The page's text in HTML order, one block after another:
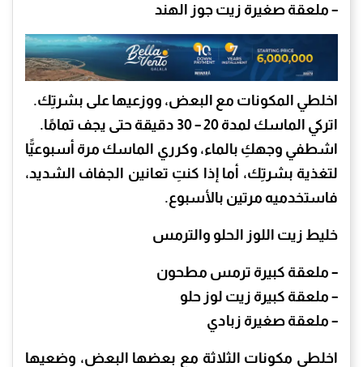
– ملعقة صغيرة زيت جوز الهند
اخلطي المكونات مع البعض، ووزعيها على بشرتِك.
اتركي الماسك لمدة 20 – 30 دقيقة حتى يجف تمامًا.
اشطفي وجهكِ بالماء، وكرري الماسك مرة أسبوعيًّا
لتغذية بشرتِك، أما إذا كنتِ تعانين الجفاف الشديد،
فاستخدميه مرتين بالأسبوع.
خليط زيت اللوز الحلو والترمس
– ملعقة كبيرة ترمس مطحون
– ملعقة كبيرة زيت لوز حلو
– ملعقة صغيرة زبادي
اخلطي مكونات الثلاثة مع بعضها البعض، وضعيها